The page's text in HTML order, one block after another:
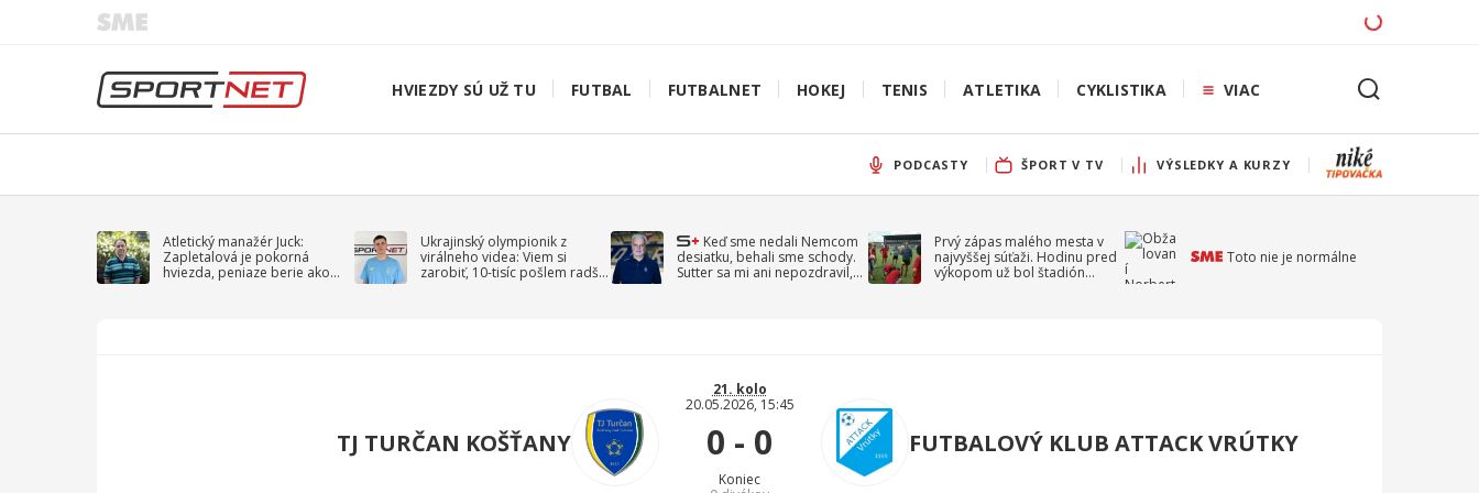
HVIEZDY SÚ UŽ TU FUTBAL FUTBALNET HOKEJ TENIS ATLETIKA CYKLISTIKA VIAC
PODCASTY ŠPORT V TV VÝSLEDKY A KURZY
Atletický manažér Juck:
Zapletalová je pokorná
hviezda, peniaze berie ako
Ukrajinský olympionik z
virálneho videa: Viem si
zarobiť, 10-tisíc pošlem radšej
Keď sme nedali Nemcom
desiatku, behali sme schody.
Sutter sa mi ani nepozdravil,
Prvý zápas malého mesta v
najvyššej súťaži. Hodinu pred
výkopom už bol štadión
Toto nie je normálne
TJ TURČAN KOŠŤANY
21. kolo
20.05.2026, 15:45
0 - 0
Koniec
FUTBALOVÝ KLUB ATTACK VRÚTKY